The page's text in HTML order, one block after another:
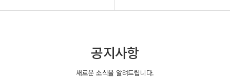
공지사항
새로운 소식을 알려드립니다.